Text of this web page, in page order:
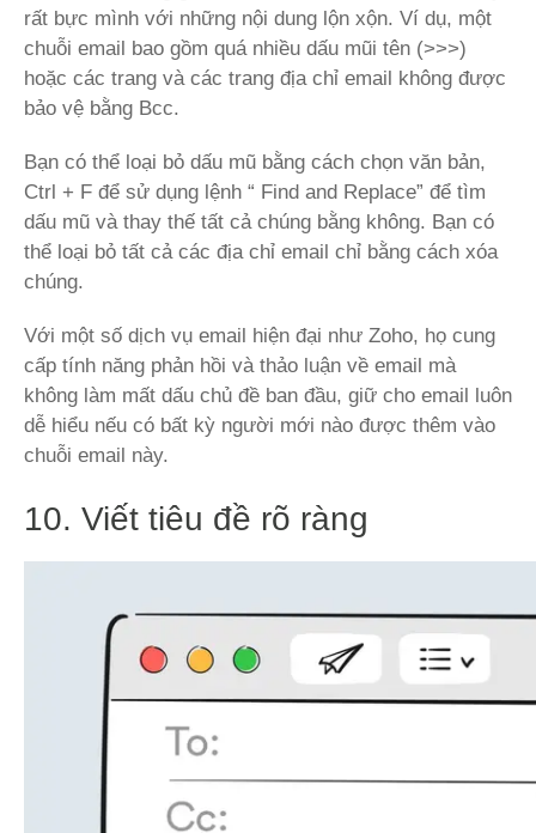
rất bực mình với những nội dung lộn xộn. Ví dụ, một
chuỗi email bao gồm quá nhiều dấu mũi tên (>>>)
hoặc các trang và các trang địa chỉ email không được
bảo vệ bằng Bcc.
Bạn có thể loại bỏ dấu mũ bằng cách chọn văn bản,
Ctrl + F để sử dụng lệnh “ Find and Replace” để tìm
dấu mũ và thay thế tất cả chúng bằng không. Bạn có
thể loại bỏ tất cả các địa chỉ email chỉ bằng cách xóa
chúng.
Với một số dịch vụ email hiện đại như Zoho, họ cung
cấp tính năng phản hồi và thảo luận về email mà
không làm mất dấu chủ đề ban đầu, giữ cho email luôn
dễ hiểu nếu có bất kỳ người mới nào được thêm vào
chuỗi email này.
10. Viết tiêu đề rõ ràng